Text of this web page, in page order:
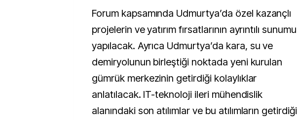
Forum kapsamında Udmurtya’da özel kazançlı
projelerin ve yatırım fırsatlarının ayrıntılı sunumu
yapılacak. Ayrıca Udmurtya’da kara, su ve
demiryolunun birleştiği noktada yeni kurulan
gümrük merkezinin getirdiği kolaylıklar
anlatılacak. IT-teknoloji ileri mühendislik
alanındaki son atılımlar ve bu atılımların getirdiği